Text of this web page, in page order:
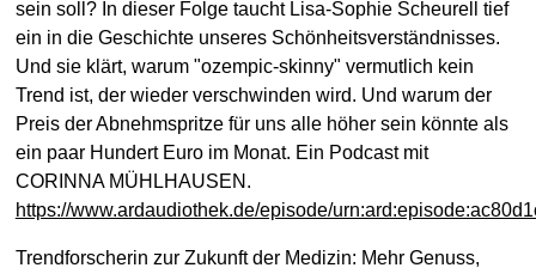
sein soll? In dieser Folge taucht Lisa-Sophie Scheurell tief
ein in die Geschichte unseres Schönheitsverständnisses.
Und sie klärt, warum "ozempic-skinny" vermutlich kein
Trend ist, der wieder verschwinden wird. Und warum der
Preis der Abnehmspritze für uns alle höher sein könnte als
ein paar Hundert Euro im Monat. Ein Podcast mit
CORINNA MÜHLHAUSEN.
https://www.ardaudiothek.de/episode/
Trendforscherin zur Zukunft der Medizin: Mehr Genuss,